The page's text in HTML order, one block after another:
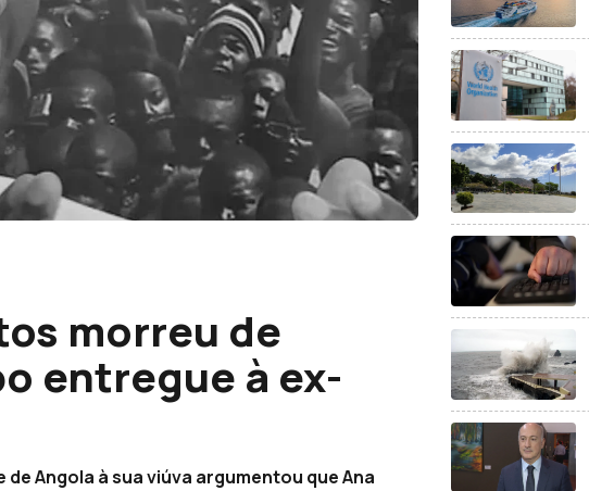
morreu de
entregue à ex-
Angola à sua viúva argumentou que Ana